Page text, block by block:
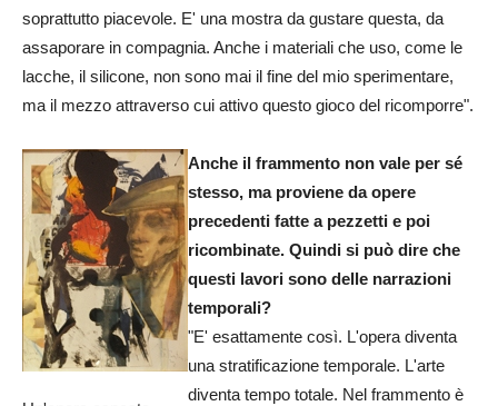
soprattutto piacevole. E' una mostra da gustare questa, da
assaporare in compagnia. Anche i materiali che uso, come le
lacche, il silicone, non sono mai il fine del mio sperimentare,
ma il mezzo attraverso cui attivo questo gioco del ricomporre".
Anche il frammento non vale per sé
stesso, ma proviene da opere
precedenti fatte a pezzetti e poi
ricombinate. Quindi si può dire che
questi lavori sono delle narrazioni
temporali?
"E' esattamente così. L'opera diventa
una stratificazione temporale. L'arte
diventa tempo totale. Nel frammento è